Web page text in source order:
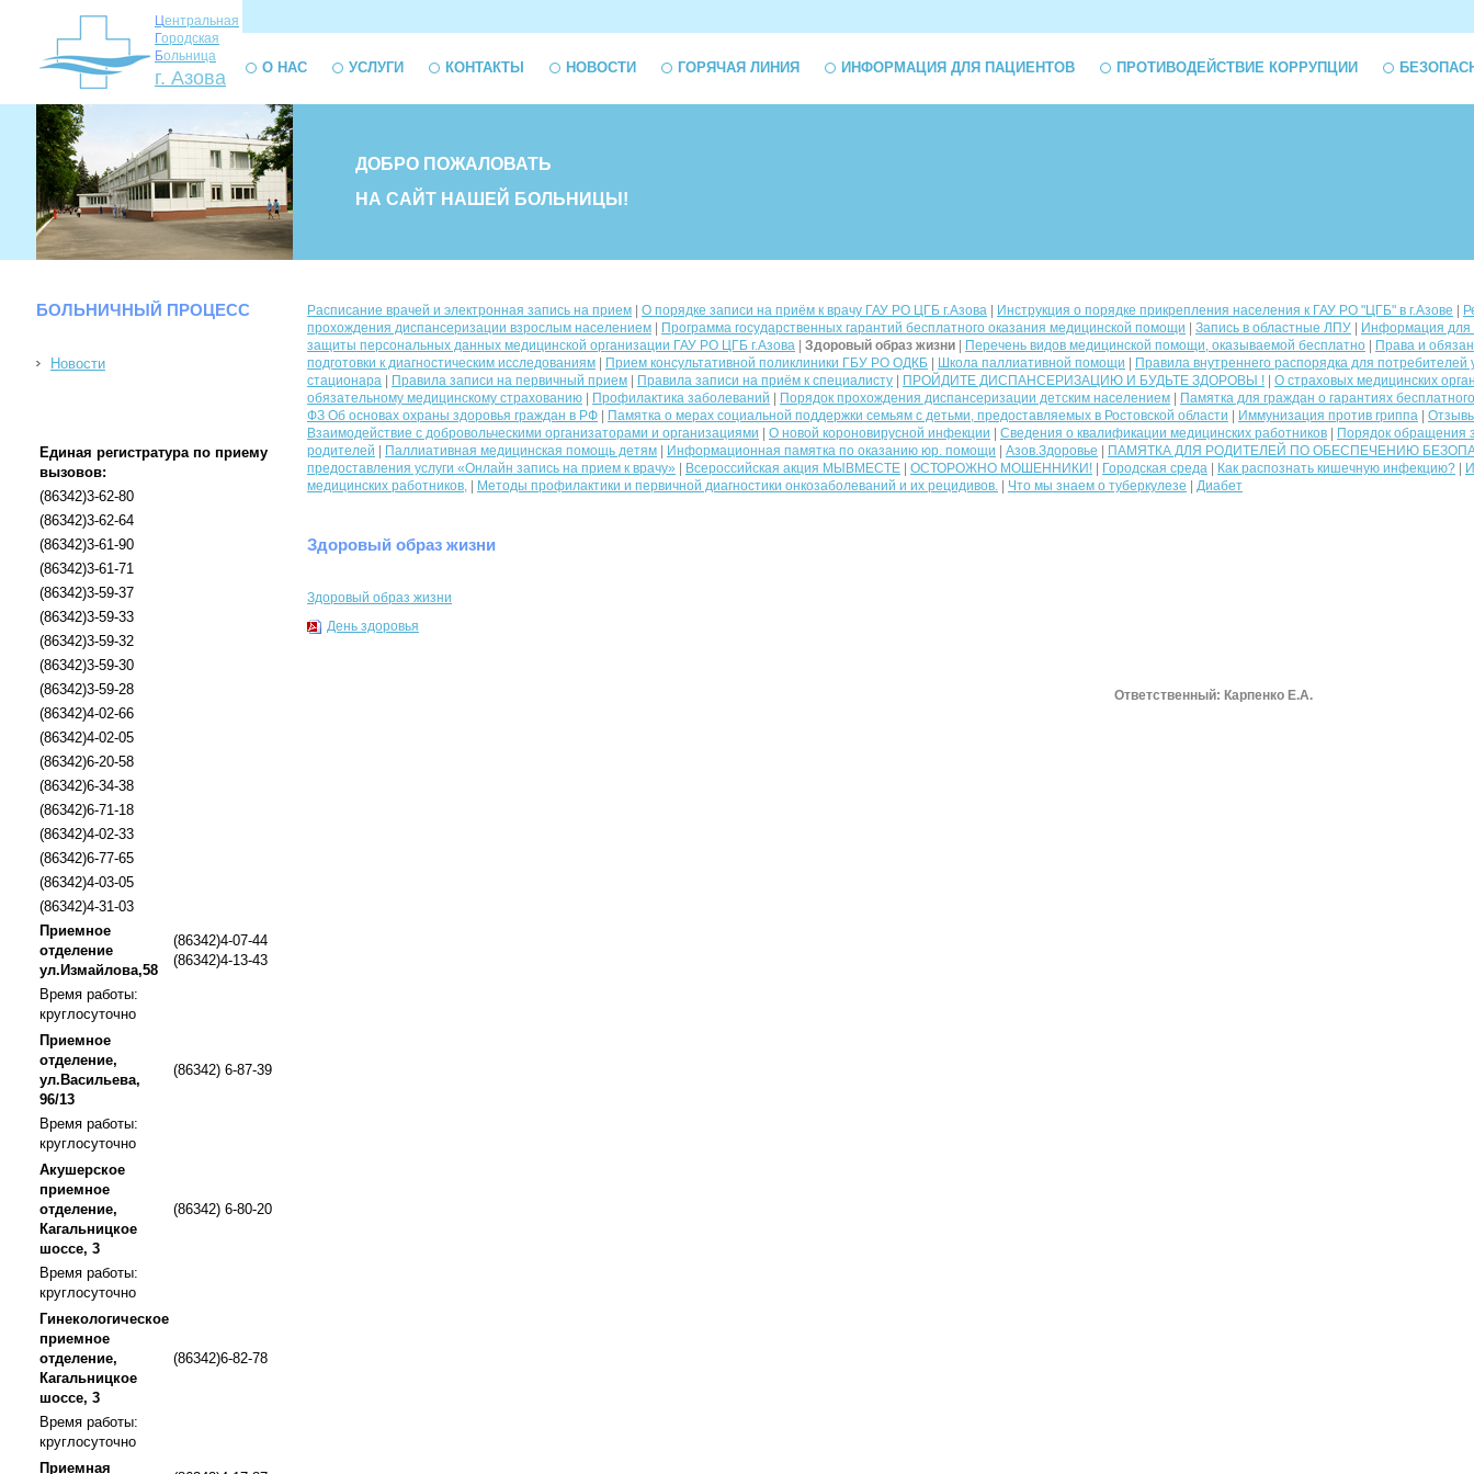
Центральная
Городская
Больница
г. Азова О НАС УСЛУГИ КОНТАКТЫ НОВОСТИ ГОРЯЧАЯ ЛИНИЯ ИНФОРМАЦИЯ ДЛЯ ПАЦИЕНТОВ ПРОТИВОДЕЙСТВИЕ КОРРУПЦИИ
ДОБРО ПОЖАЛОВАТЬ
НА САЙТ НАШЕЙ БОЛЬНИЦЫ!
БОЛЬНИЧНЫЙ ПРОЦЕСС
Новости
Единая регистратура по приему
вызовов:
(86342)3-62-80
(86342)3-62-64
(86342)3-61-90
(86342)3-61-71
(86342)3-59-37
(86342)3-59-33
(86342)3-59-32
(86342)3-59-30
(86342)3-59-28
(86342)4-02-66
(86342)4-02-05
(86342)6-20-58
(86342)6-34-38
(86342)6-71-18
(86342)4-02-33
(86342)6-77-65
(86342)4-03-05
(86342)4-31-03
Приемное
отделение
ул.Измайлова,58
(86342)4-07-44
(86342)4-13-43
Время работы:
круглосуточно
Приемное
отделение,
ул.Васильева,
96/13
(86342) 6-87-39
Время работы:
круглосуточно
Акушерское
приемное
отделение,
Кагальницкое
шоссе, 3
(86342) 6-80-20
Время работы:
круглосуточно
Гинекологическое
приемное
отделение,
Кагальницкое
шоссе, 3
(86342)6-82-78
Время работы:
круглосуточно
Приемная
Расписание врачей и электронная запись на прием О порядке записи на приём к врачу ГАУ РО ЦГБ г.Азова Инструкция о порядке прикрепления населения к ГАУ РО "ЦГБ" в г.Азове
прохождения диспансеризации взрослым населением
Программа государственных гарантий бесплатного оказания медицинской помощи Запись в областные ЛПУ
Информация для
защиты персональных данных медицинской организации ГАУ РО ЦГБ г.Азова
Здоровый образ жизни Перечень видов медицинской помощи, оказываемой бесплатно
Права и
подготовки к диагностическим исследованиям
Прием консультативной поликлиники ГБУ РО ОДКБ Школа паллиативной помощи
Правила внутреннего распорядка для потребителей
стационара
Правила записи на первичный прием Правила записи на приём к специалисту ПРОЙДИТЕ ДИСПАНСЕРИЗАЦИЮ И БУДЬТЕ ЗДОРОВЫ !
О страховых медицинских
обязательному медицинскому страхованию
Профилактика заболеваний Порядок прохождения диспансеризации детским населением
Памятка для граждан о гарантиях
ФЗ Об основах охраны здоровья граждан в РФ
Памятка о мерах социальной поддержки семьям с детьми, предоставляемых в Ростовской области Иммунизация против гриппа
Взаимодействие с добровольческими организаторами и организациями
О новой короновирусной инфекции Сведения о квалификации медицинских работников
Порядок обращения
родителей
Паллиативная медицинская помощь детям Информационная памятка по оказанию юр. помощи Азов.Здоровье
ПАМЯТКА ДЛЯ РОДИТЕЛЕЙ ПО ОБЕСПЕЧЕНИЮ
предоставления услуги «Онлайн запись на прием к врачу»
Всероссийская акция МЫВМЕСТЕ ОСТОРОЖНО МОШЕННИКИ! Городская среда Как распознать кишечную инфекцию?
медицинских работников,
Методы профилактики и первичной диагностики онкозаболеваний и их рецидивов. Что мы знаем о туберкулезе Диабет
Здоровый образ жизни
Здоровый образ жизни
День здоровья
Ответственный: Карпенко Е.А.